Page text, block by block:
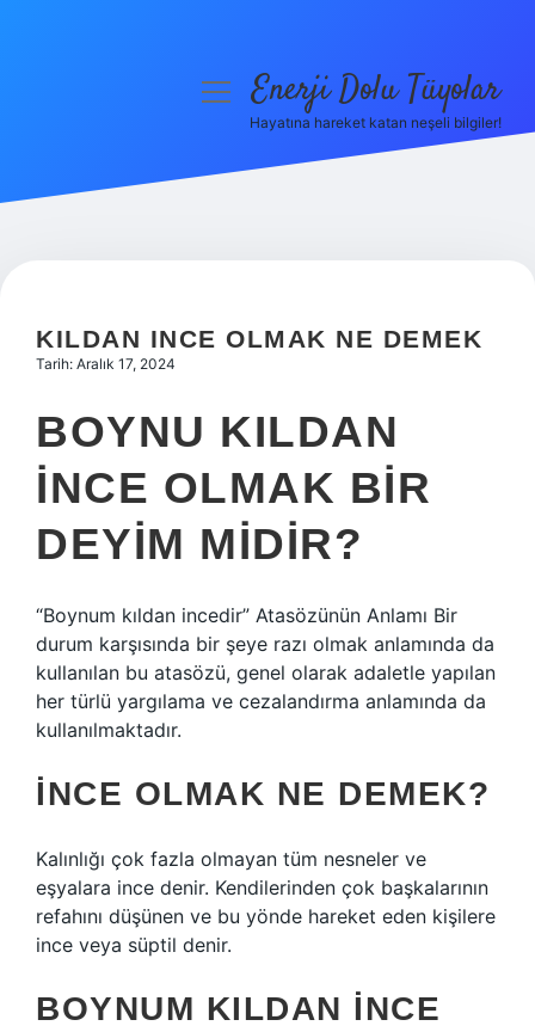
Hakkımızda
menüyüEnerji Dolu Tüyolar
Hayatına hareket katan neşeli bilgiler!
KILDAN INCE OLMAK NE DEMEK
Tarih: Aralık 17, 2024
BOYNU KILDAN
INCE OLMAK BIR
DEYIM MIDIR?
“Boynum kıldan incedir” Atasözünün Anlamı Bir
durum karşısında bir şeye razı olmak anlamında da
kullanılan bu atasözü, genel olarak adaletle yapılan
her türlü yargılama ve cezalandırma anlamında da
kullanılmaktadır.
İNCE OLMAK NE DEMEK?
Kalınlığı çok fazla olmayan tüm nesneler ve
eşyalara ince denir. Kendilerinden çok başkalarının
refahını düşünen ve bu yönde hareket eden kişilere
ince veya süptil denir.
BOYNUM KILDAN INCE